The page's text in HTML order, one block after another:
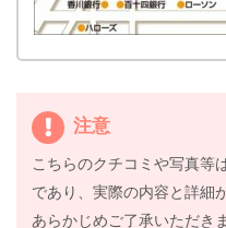
注意
こちらのクチコミや写真等
であり、実際の内容と詳細
あらかじめご了承いただき